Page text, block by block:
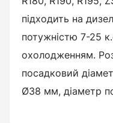
підходить на
потужністю 7-25
охолодженням.
посадковий
Ø38 мм, діаметр